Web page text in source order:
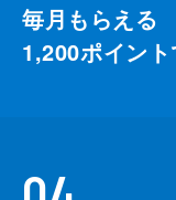
毎月もらえる
1,200ポイント